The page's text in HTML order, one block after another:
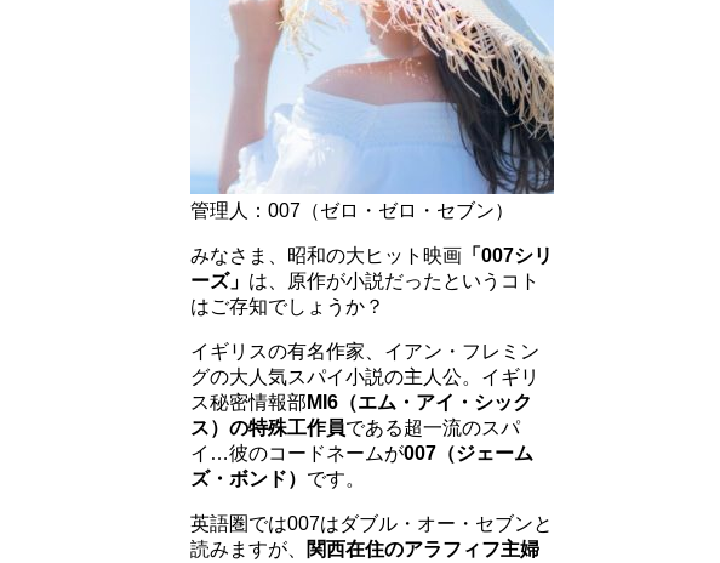
管理人：007（ゼロ・ゼロ・セブン）
みなさま、昭和の大ヒット映画 「007シリ
ーズ」 は、原作が小説だったというコト
はご存知でしょうか？
イギリスの有名作家、イアン・フレミン
グの大人気スパイ小説の主人公。イギリ
ス秘密情報部 MI6（エム・アイ・シック
ス）の特殊工作員である超一流のスパ
イ…彼のコードネームが007（ジェーム
ズ・ボンド） です。
英語圏では007はダブル・オー・セブンと
読みますが、
関西在住のアラフィフ主婦